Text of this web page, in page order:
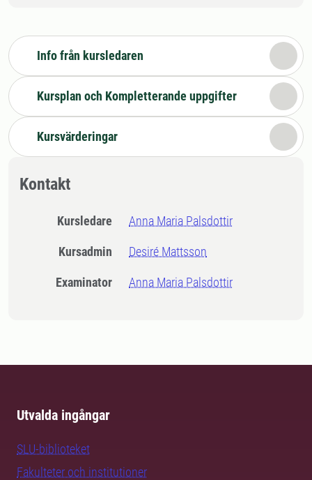
Info från kursledaren
Kursplan och Kompletterande uppgifter
Kursvärderingar
Kontakt
Kursledare Anna Maria Palsdottir
Kursadmin Desiré Mattsson
Examinator Anna Maria Palsdottir
Utvalda ingångar
SLU-biblioteket
Fakulteter och institutioner